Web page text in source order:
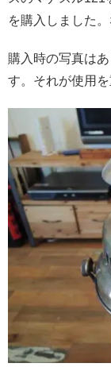
を購入しました
購入時の写真は
す。それが使用